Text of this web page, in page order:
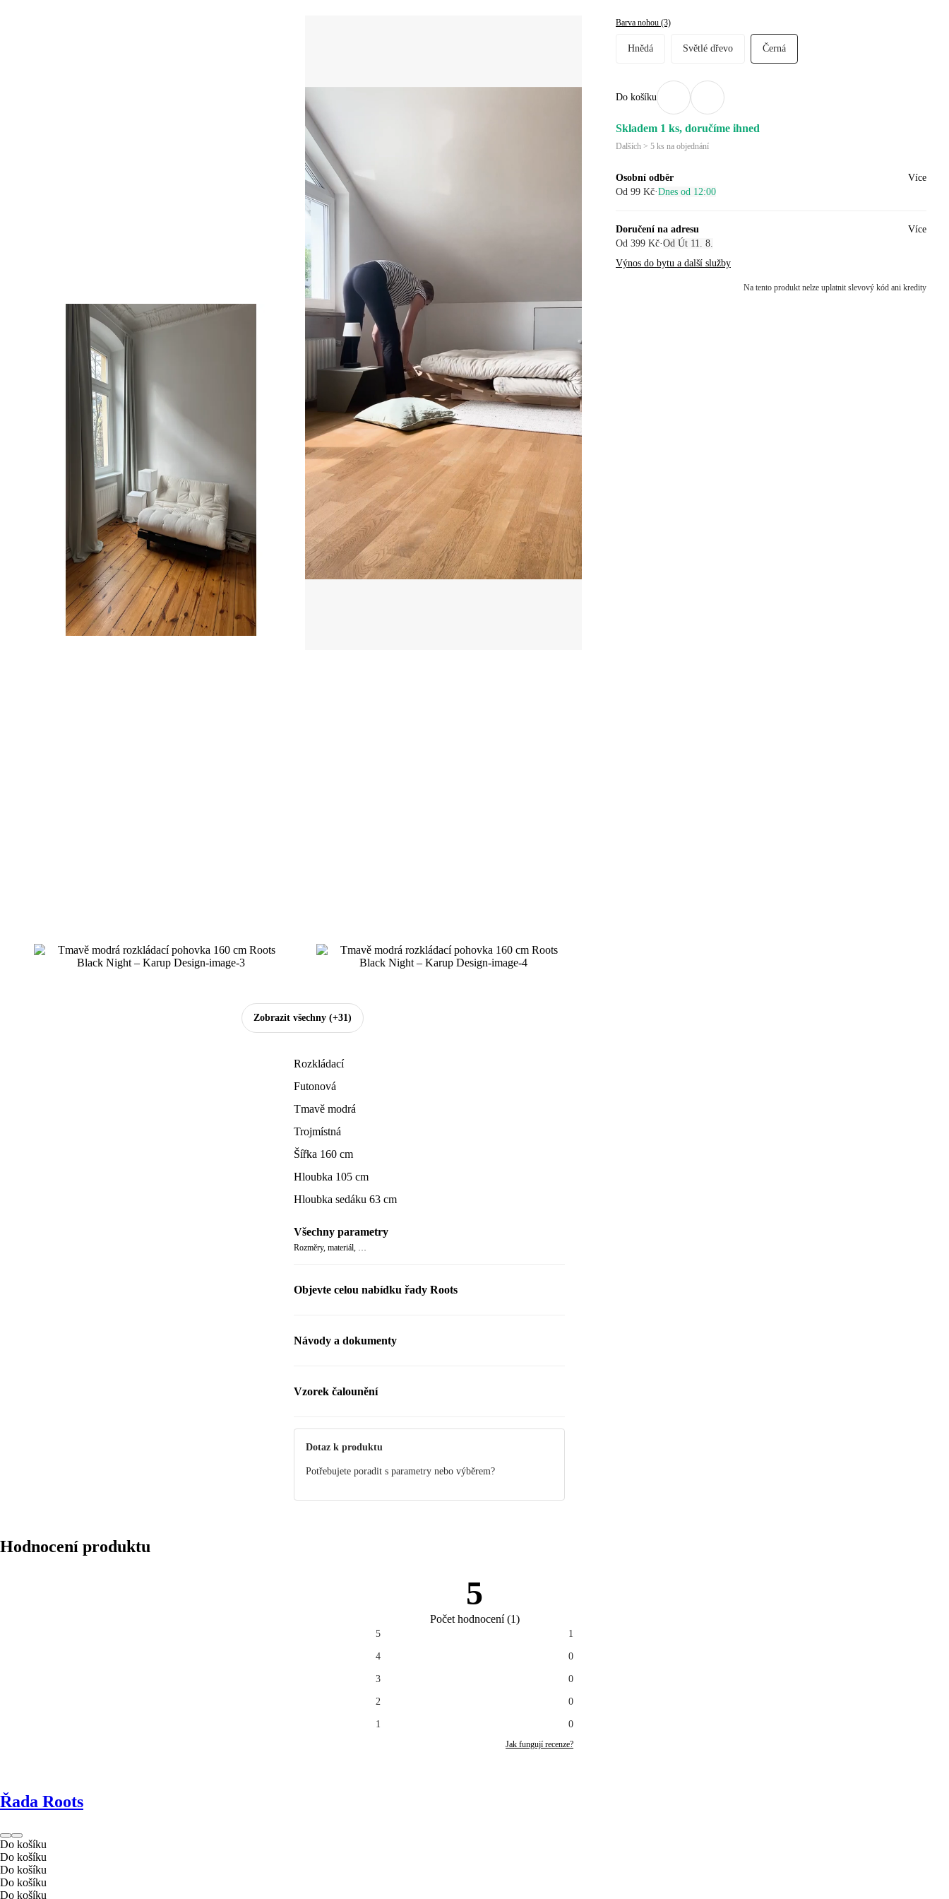
Zobrazit všechny(+31)
Barva nohou (3)
Hnědá Světlé dřevo Černá
Do košíku
Skladem 1 ks, doručíme ihned
Dalších > 5 ks na objednání
Osobní odběr
Od 99 Kč·Dnes od 12:00
Více
Doručení na adresu
Od 399 Kč·Od Út 11. 8.
Výnos do bytu a další služby
Více
Na tento produkt nelze uplatnit slevový kód ani kredity
Rozkládací
Futonová
Tmavě modrá
Trojmístná
Šířka 160 cm
Hloubka 105 cm
Hloubka sedáku 63 cm
Všechny parametry
Rozměry, materiál, …
Objevte celou nabídku řady Roots
Návody a dokumenty
Vzorek čalounění
Objednejte si vzorek až domů.
Produkty s tímto potahem.
Dotaz k produktu
Potřebujete poradit s parametry nebo výběrem?
Hodnocení produktu
5
Počet hodnocení(1)
5 1
4 0
3 0
2 0
1 0
Jak fungují recenze?
Řada Roots
Do košíku
Do košíku
Do košíku
Do košíku
Do košíku